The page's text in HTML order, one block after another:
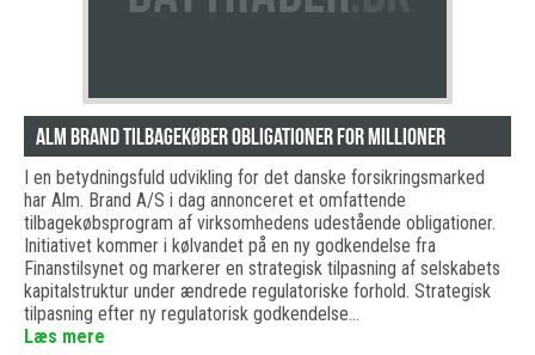
Alm Brand tilbagekøber obligationer for millioner
I en betydningsfuld udvikling for det danske forsikringsmarked
har Alm. Brand A/S i dag annonceret et omfattende
tilbagekøbsprogram af virksomhedens udestående obligationer.
Initiativet kommer i kølvandet på en ny godkendelse fra
Finanstilsynet og markerer en strategisk tilpasning af selskabets
kapitalstruktur under ændrede regulatoriske forhold. Strategisk
tilpasning efter ny regulatorisk godkendelse…
Læs mere